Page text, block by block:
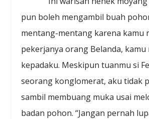
pun boleh mengambil buah
mentang-mentang karena kamu
pekerjanya orang Belanda, kamu
kepadaku. Meskipun tuanmu si
seorang konglomerat, aku tidak
sambil membuang muka usai
badan pohon. “Jangan pernah